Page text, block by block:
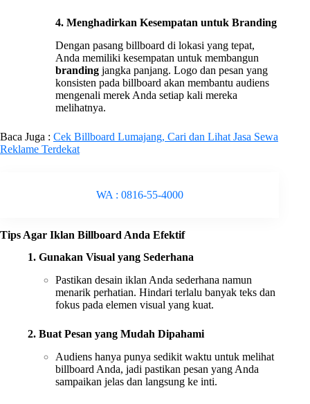
4. Menghadirkan Kesempatan untuk Branding
Dengan pasang billboard di lokasi yang tepat,
Anda memiliki kesempatan untuk membangun
branding jangka panjang. Logo dan pesan yang
konsisten pada billboard akan membantu audiens
mengenali merek Anda setiap kali mereka
melihatnya.
Baca Juga : Cek Billboard Lumajang, Cari dan Lihat Jasa Sewa
Reklame Terdekat
WA : 0816-55-4000
Tips Agar Iklan Billboard Anda Efektif
1. Gunakan Visual yang Sederhana
Pastikan desain iklan Anda sederhana namun
menarik perhatian. Hindari terlalu banyak teks dan
fokus pada elemen visual yang kuat.
2. Buat Pesan yang Mudah Dipahami
Audiens hanya punya sedikit waktu untuk melihat
billboard Anda, jadi pastikan pesan yang Anda
sampaikan jelas dan langsung ke inti.